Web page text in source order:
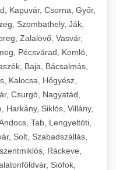
Kapuvár, Csorna, Győr,
Szombathely, Ják,
Zalalövő, Vasvár,
Pécsvárad, Komló,
Baja, Bácsalmás,
Kalocsa, Hőgyész,
Csurgó, Nagyatád,
Harkány, Siklós, Villány,
Tab, Lengyeltóti,
Solt, Szabadszállás,
Ráckeve,
Siófok,